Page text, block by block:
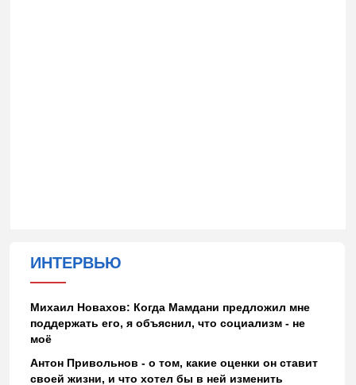
ИНТЕРВЬЮ
Михаил Новахов: Когда Мамдани предложил мне
поддержать его, я объяснил, что социализм - не
моё
Антон Привольнов - о том, какие оценки он ставит
своей жизни, и что хотел бы в ней изменить